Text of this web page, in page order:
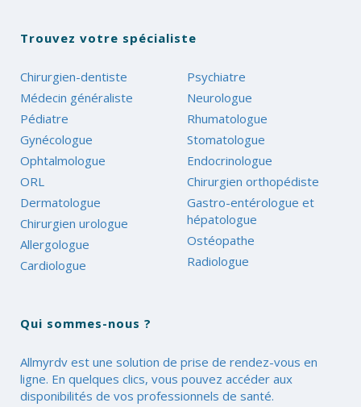
Trouvez votre spécialiste
Chirurgien-dentiste
Médecin généraliste
Pédiatre
Gynécologue
Ophtalmologue
ORL
Dermatologue
Chirurgien urologue
Allergologue
Cardiologue
Psychiatre
Neurologue
Rhumatologue
Stomatologue
Endocrinologue
Chirurgien orthopédiste
Gastro-entérologue et
hépatologue
Ostéopathe
Radiologue
Qui sommes-nous ?
Allmyrdv est une solution de prise de rendez-vous en
ligne. En quelques clics, vous pouvez accéder aux
disponibilités de vos professionnels de santé.